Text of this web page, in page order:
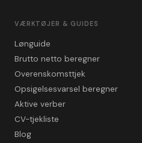
VÆRKTØJER & GUIDES
Lønguide
Brutto netto beregner
Overenskomsttjek
Opsigelsesvarsel beregner
Aktive verber
CV-tjekliste
Blog